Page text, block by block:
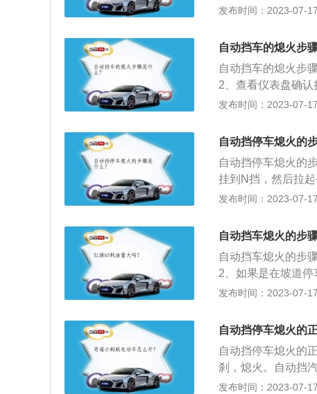
挡汽车熄火之前一
般的自动挡挡位共
器，利用行星齿轮
变速。
发布时间：2023-07-
自动挡车的熄火步
自动挡车的熄火步
2、查看仪表盘确
车辆熄火。自动挡
启动汽车；2、打
根据路况合理的加
发布时间：2023-07-
自动挡停车熄火的
自动挡停车熄火的
挂到N挡，然后拉
自动挡，就是不需
作。自动挡较手动
子拨片变速、电子
箱、自动变速箱、
发布时间：2023-07-
自动挡车熄火的步
自动挡车熄火的步
2、如果是在坡道
脚刹，再将挡位放
动；2、钥匙先拨
启动；4、待转速
5、车辆起步时，
刹。
发布时间：2023-07-
自动挡停车熄火的
自动挡停车熄火的
刹，熄火。自动挡
不要松开刹车踏板
发布时间：2023-07-